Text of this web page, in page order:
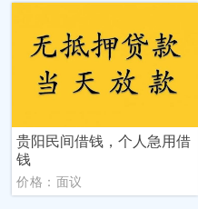
贵阳民间借钱，个人急用借
钱
价格：面议